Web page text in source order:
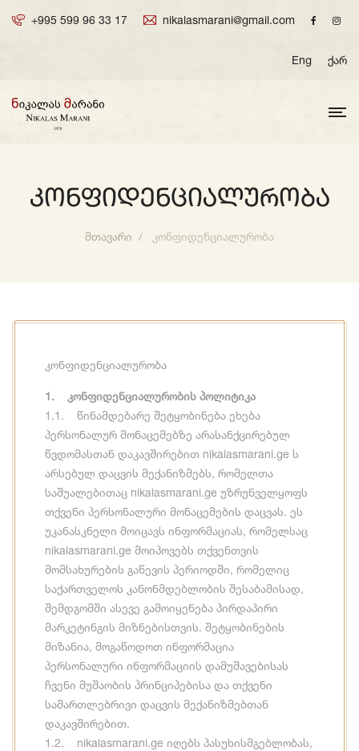
+995 599 96 33 17 nikalasmarani@gmail.com
Eng ქარ
Კონფიდენციალურობა
მთავარი კონფიდენციალურობა
კონფიდენციალურობა
1. კონფიდენციალურობის პოლიტიკა
1.1. წინამდებარე შეტყობინება ეხება
პერსონალურ მონაცემებზე არასანქცირებულ
წვდომასთან დაკავშირებით nikalasmarani.ge ს
არსებულ დაცვის მექანიზმებს, რომელთა
საშუალებითაც nikalasmarani.ge უზრუნველყოფს
თქვენი პერსონალური მონაცემების დაცვას. ეს
უკანასკნელი მოიცავს ინფორმაციას, რომელსაც
nikalasmarani.ge მოიპოვებს თქვენთვის
მომსახურების გაწევის პერიოდში, რომელიც
საქართველოს კანონმდებლობის შესაბამისად,
შემდგომში ასევე გამოიყენება პირდაპირი
მარკეტინგის მიზნებისთვის. შეტყობინების
მიზანია, მოგაწოდოთ ინფორმაცია
პერსონალური ინფორმაციის დამუშავებისას
ჩვენი მუშაობის პრინციპებისა და თქვენი
სამართლებრივი დაცვის მექანიზმებთან
დაკავშირებით.
1.2. nikalasmarani.ge იღებს პასუხისმგებლობას,